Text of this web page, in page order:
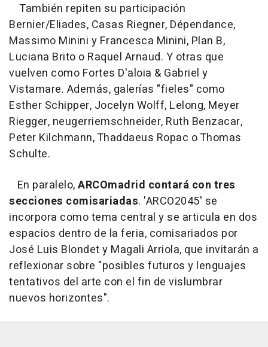
También repiten su participación
Bernier/Eliades, Casas Riegner, Dépendance,
Massimo Minini y Francesca Minini, Plan B,
Luciana Brito o Raquel Arnaud. Y otras que
vuelven como Fortes D'aloia & Gabriel y
Vistamare. Además, galerías "fieles" como
Esther Schipper, Jocelyn Wolff, Lelong, Meyer
Riegger, neugerriemschneider, Ruth Benzacar,
Peter Kilchmann, Thaddaeus Ropac o Thomas
Schulte.
En paralelo,ARCOmadrid contará con tres
secciones comisariadas. 'ARCO2045' se
incorpora como tema central y se articula en dos
espacios dentro de la feria, comisariados por
José Luis Blondet y Magali Arriola, que invitarán a
reflexionar sobre "posibles futuros y lenguajes
tentativos del arte con el fin de vislumbrar
nuevos horizontes".